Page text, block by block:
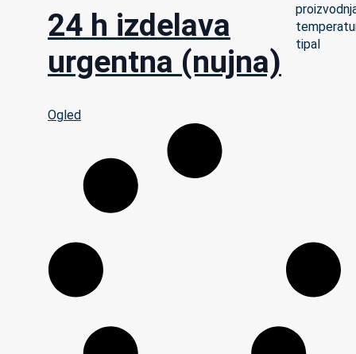
24 h izdelava
urgentna (nujna)
Ogled